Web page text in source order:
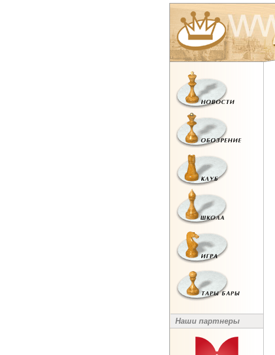
Наши партнеры